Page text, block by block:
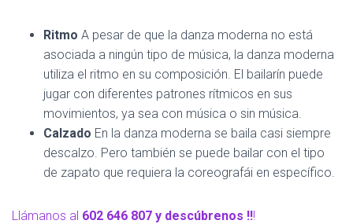
Ritmo A pesar de que la danza moderna no está
asociada a ningún tipo de música, la danza moderna
utiliza el ritmo en su composición. El bailarín puede
jugar con diferentes patrones rítmicos en sus
movimientos, ya sea con música o sin música.
Calzado En la danza moderna se baila casi siempre
descalzo. Pero también se puede bailar con el tipo
de zapato que requiera la coreografái en específico.
Llámanos al 602 646 807 y descúbrenos !!!